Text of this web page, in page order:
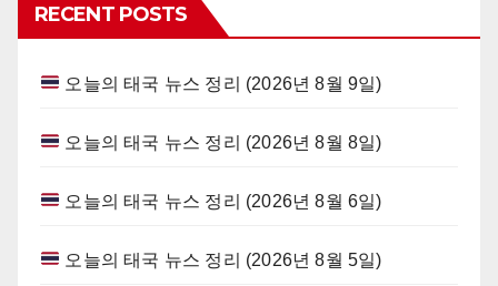
RECENT POSTS
오늘의 태국 뉴스 정리 (2026년 8월 9일)
오늘의 태국 뉴스 정리 (2026년 8월 8일)
오늘의 태국 뉴스 정리 (2026년 8월 6일)
오늘의 태국 뉴스 정리 (2026년 8월 5일)